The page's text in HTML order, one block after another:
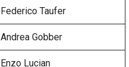
Federico Taufer
Andrea Gobber
Enzo Lucian